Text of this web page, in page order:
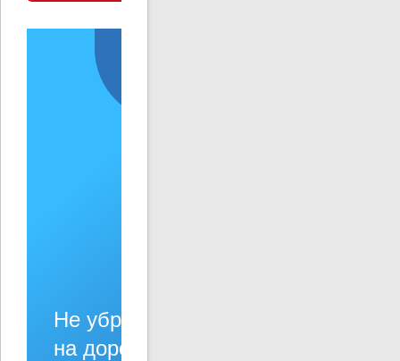
Не убран мусор, яма
на дороге, не горит